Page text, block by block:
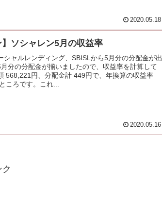
2020.05.18
】ソシャレン5月の収益率
シャルレンディング、SBISLから5月分の分配金が出
分の分配金が揃いましたので、収益率を計算して
568,221円、分配金計 449円で、年換算の収益率
ころです。これ...
2020.05.16